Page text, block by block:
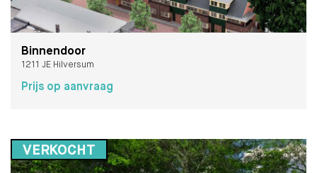
Binnendoor
1211 JE Hilversum
Prijs op aanvraag
VERKOCHT